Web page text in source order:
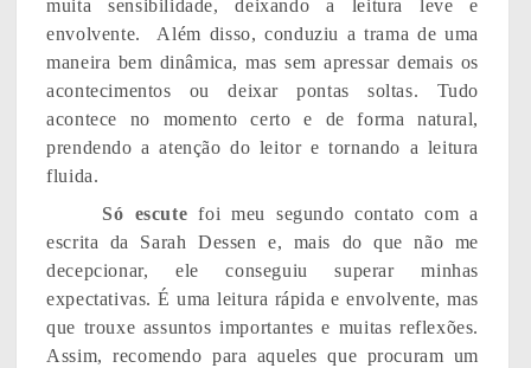
muita sensibilidade, deixando a leitura leve e
envolvente.
Além disso, conduziu a trama de uma
maneira bem dinâmica, mas sem apressar demais os
acontecimentos ou deixar pontas soltas. Tudo
acontece no momento certo e de forma natural,
prendendo a atenção do leitor e tornando a leitura
fluida.
Só escute foi meu segundo contato com a
escrita da Sarah Dessen e, mais do que não me
decepcionar, ele conseguiu superar minhas
expectativas. É uma leitura rápida e envolvente, mas
que trouxe assuntos importantes e muitas reflexões.
Assim, recomendo para aqueles que procuram um